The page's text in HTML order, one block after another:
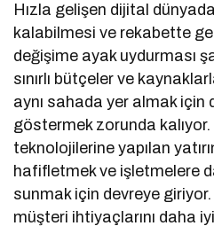
Hızla gelişen dijital
kalabilmesi ve rekabette
değişime ayak uydurması
sınırlı bütçeler ve
aynı sahada yer almak
göstermek zorunda
teknolojilerine yapılan
hafifletmek ve işletmelere
sunmak için devreye
müşteri ihtiyaçlarını daha